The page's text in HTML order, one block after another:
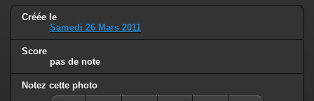
Créée le
Samedi 26 Mars 2011
Score
pas de note
Notez cette photo